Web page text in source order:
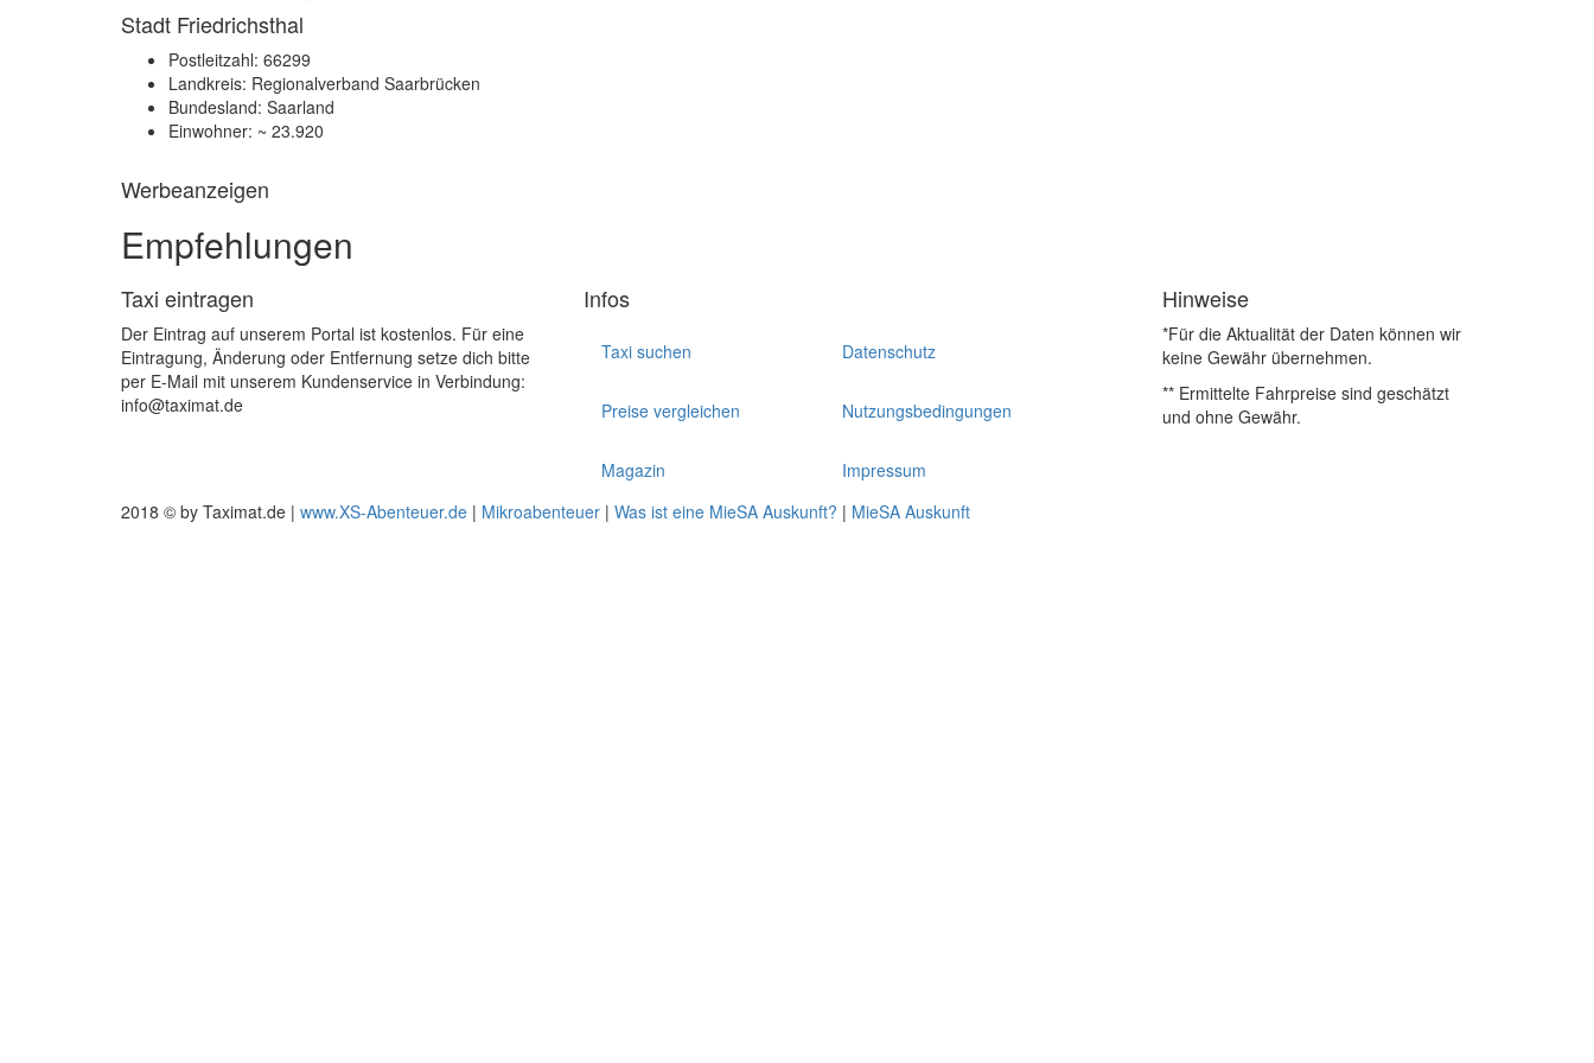
Stadt Friedrichsthal
Postleitzahl: 66299
Landkreis: Regionalverband Saarbrücken
Bundesland: Saarland
Einwohner: ~ 23.920
Werbeanzeigen
Empfehlungen
Taxi eintragen
Der Eintrag auf unserem Portal ist kostenlos. Für eine
Eintragung, Änderung oder Entfernung setze dich bitte
per E-Mail mit unserem Kundenservice in Verbindung:
info@taximat.de
Infos
Taxi suchen
Preise vergleichen
Magazin
Datenschutz
Nutzungsbedingungen
Impressum
Hinweise
*Für die Aktualität der Daten können wir
keine Gewähr übernehmen.
** Ermittelte Fahrpreise sind geschätzt
und ohne Gewähr.
2018 © by Taximat.de | www.XS-Abenteuer.de | Mikroabenteuer | Was ist eine MieSA Auskunft? | MieSA Auskunft